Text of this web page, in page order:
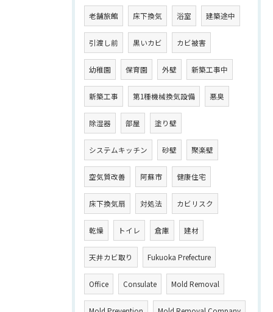
老舗旅館 床下換気 浴室 建築途中
引渡し前 黒いカビ カビ被害
幼稚園 保育園 外壁 新築工事中
新築工事 第1種機械換気設備 悪臭
除湿器 部屋 塗り壁
システムキッチン 砂壁 聚楽壁
空気質改善 阿蘇市 健康住宅
床下換気扇 対処法 カビリスク
乾燥 トイレ 倉庫 建材
天井カビ取り Fukuoka Prefecture
Office Consulate Mold Removal